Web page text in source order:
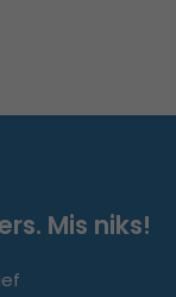
Mis niks!